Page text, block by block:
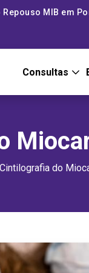
MIB em
Consultas
Cintilografia do